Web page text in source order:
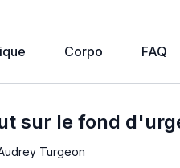
Corpo FAQ
sur le fond
Turgeon